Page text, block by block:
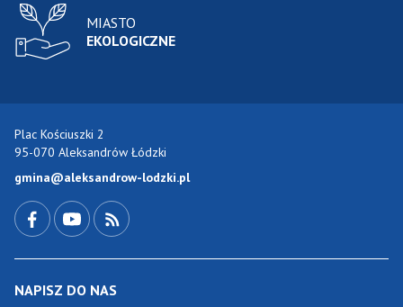
MIASTO
EKOLOGICZNE
Plac Kościuszki 2
95-070 Aleksandrów Łódzki
gmina@aleksandrow-lodzki.pl
NAPISZ DO NAS